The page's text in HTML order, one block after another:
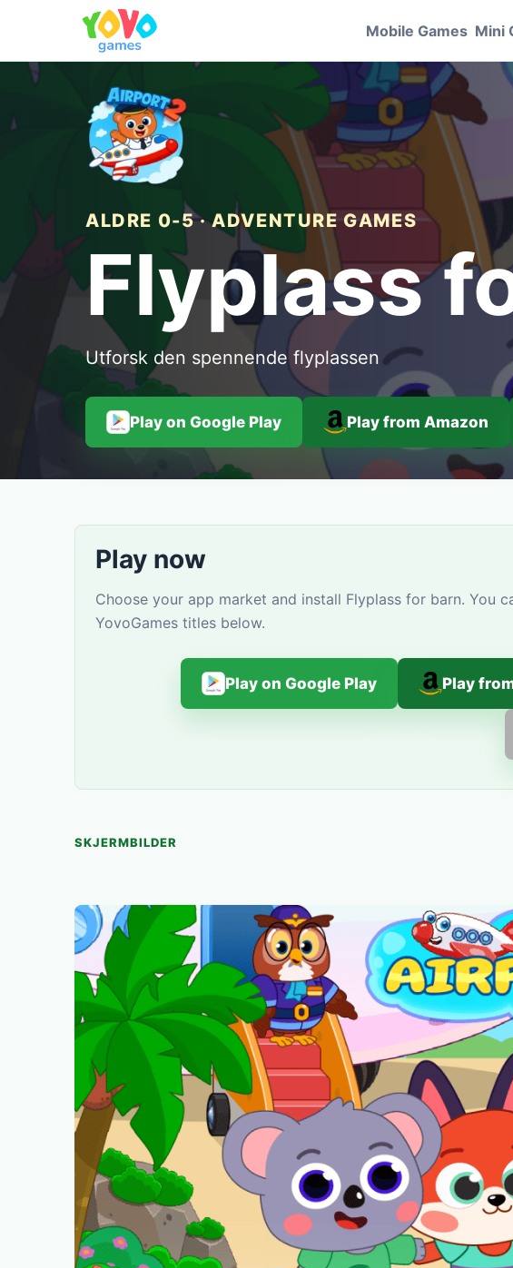
Mobile Games Mini
ALDRE 0-5 · ADVENTURE GAMES
Flyplass
Utforsk den spennende flyplassen
Play on Google Play Play from Amazon
Play now
Choose your app market and install Flyplass for barn. You
YovoGames titles below.
Play on Google Play Play
SKJERMBILDER